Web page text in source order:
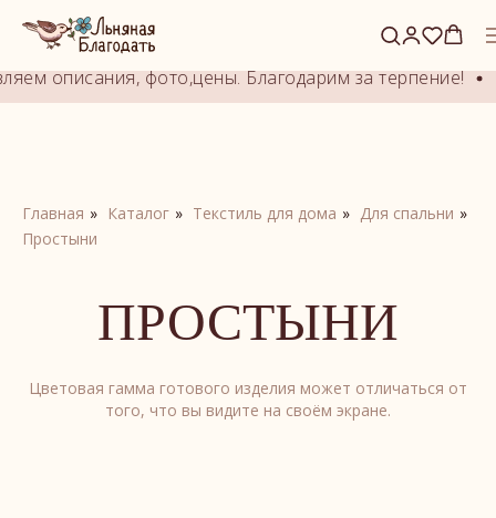
описания, фото,цены. Благодарим за терпение!
Главная » Каталог » Текстиль для дома » Для спальни »
Простыни
ПРОСТЫНИ
Цветовая гамма готового изделия может отличаться от
того, что вы видите на своём экране.